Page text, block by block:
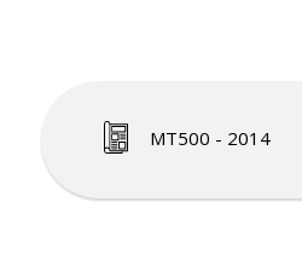
MT500 - 2014